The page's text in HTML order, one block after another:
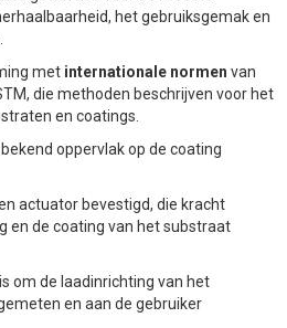
het gebruiksgemak en
met internationale normen van
die methoden beschrijven voor het
en coatings.
oppervlak op de coating
actuator bevestigd, die kracht
en de coating van het substraat
om de laadinrichting van het
en aan de gebruiker